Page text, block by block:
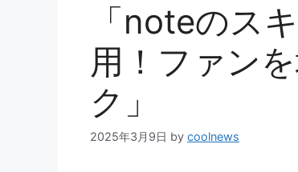
「noteのス
用！ファン
ク」
2025年3月9日 by coolnews